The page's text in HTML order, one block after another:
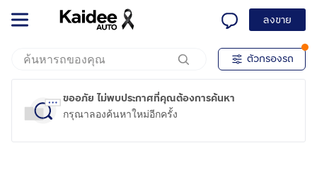
ลงขาย
ตัวกรองรถ
ขออภัย ไม่พบประกาศที่คุณต้องการค้นหา
กรุณาลองค้นหาใหม่อีกครั้ง